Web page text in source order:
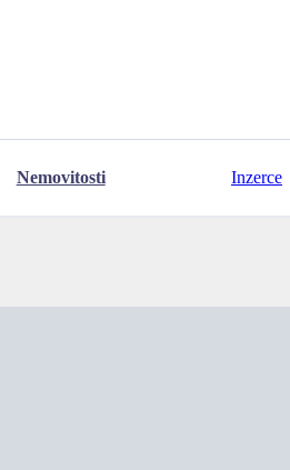
Nemovitosti Inzerce